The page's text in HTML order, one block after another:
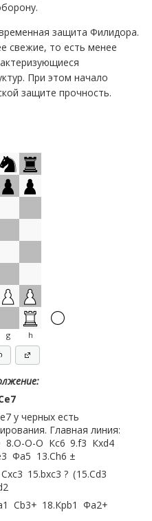
защита Филидора.
свежие, то есть менее
При этом начало
защите прочность.
g h
у черных есть
Главная линия:
8.O-O-O Кc6 9.f3 Кxd4
Фa5 13.Сh6 ±
Сxc3 15.bxc3 ? 15.Сd3
Сb3+ 18.Крb1 Фa2+